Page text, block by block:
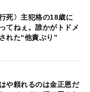
死〉主犯格の18歳に
てねぇ。誰かがトドメ
れた“他責ぶり”
や頼れるのは金正恩だ